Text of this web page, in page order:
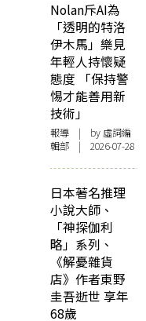
Nolan斥AI為
「透明的特洛
伊木馬」樂見
年輕人持懷疑
態度 「保持警
惕才能善用新
技術」
報導 | by 虛詞編
輯部 | 2026-07-28
日本著名推理
小說大師、
「神探伽利
略」系列、
《解憂雜貨
店》作者東野
圭吾逝世 享年
68歲